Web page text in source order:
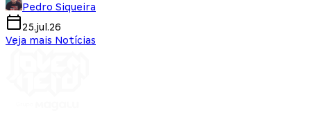
Pedro Siqueira
25.jul.26
Veja mais Notícias